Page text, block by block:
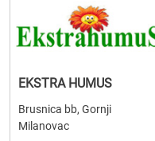
EKSTRA HUMUS
Brusnica bb, Gornji
Milanovac